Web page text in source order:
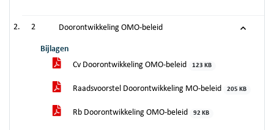
2 Doorontwikkeling OMO-beleid
Bijlagen
Cv Doorontwikkeling OMO-beleid
123 KB
Raadsvoorstel Doorontwikkeling MO-beleid 205 KB
Rb Doorontwikkeling OMO-beleid 92 KB